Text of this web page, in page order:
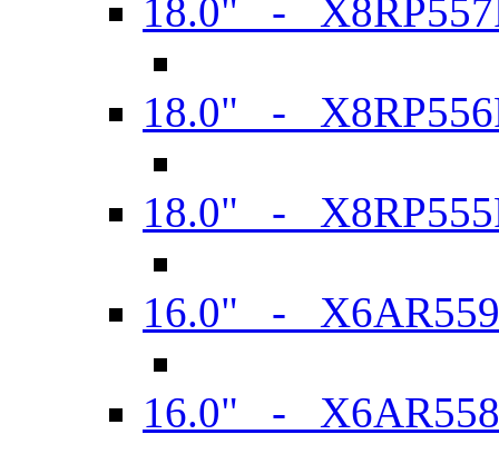
18.0" -
18.0" -
18.0" -
16.0" -
16.0" -